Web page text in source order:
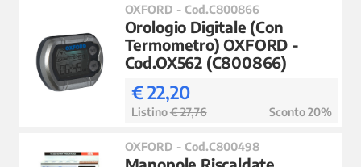
OXFORD - Cod.C800866
Orologio Digitale (Con
Termometro) OXFORD -
Cod.OX562 (C800866)
€ 22,20
Listino€ 27,76 Sconto 20%
OXFORD - Cod.C800498